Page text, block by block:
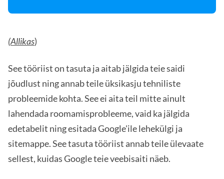
(Allikas)
See tööriist on tasuta ja aitab jälgida teie saidi
jõudlust ning annab teile üksikasju tehniliste
probleemide kohta. See ei aita teil mitte ainult
lahendada roomamisprobleeme, vaid ka jälgida
edetabelit ning esitada Google'ile lehekülgi ja
sitemappe. See tasuta tööriist annab teile ülevaate
sellest, kuidas Google teie veebisaiti näeb.